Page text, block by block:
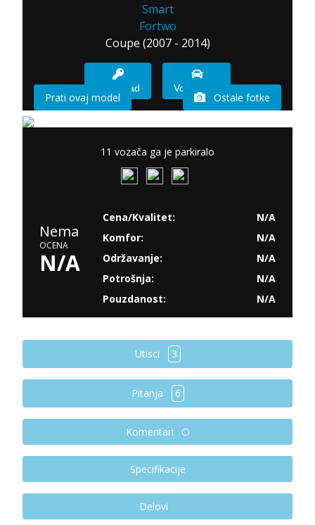
Smart
Fortwo
Coupe (2007 - 2014)
Imam sad Vozio sam
Prati ovaj model Ostale fotke
11 vozača ga je parkiralo
Nema
OCENA
N/A
Cena/Kvalitet:
N/A
Komfor:
N/A
Održavanje:
N/A
Potrošnja:
N/A
Pouzdanost:
N/A
Utisci 3
Pitanja 6
Komentari
Specifikacije
Delovi